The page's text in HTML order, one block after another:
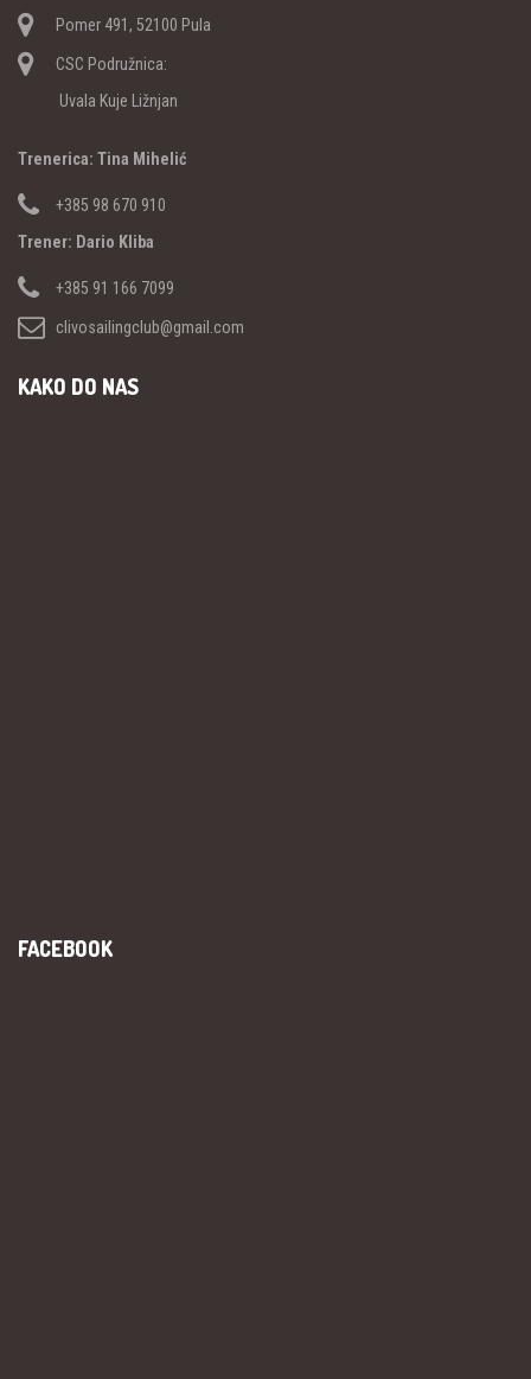
Pomer 491, 52100 Pula
CSC Podružnica:
Uvala Kuje Ližnjan
Trenerica: Tina Mihelić
+385 98 670 910
Trener: Dario Kliba
+385 91 166 7099
clivosailingclub@gmail.com
KAKO DO NAS
FACEBOOK